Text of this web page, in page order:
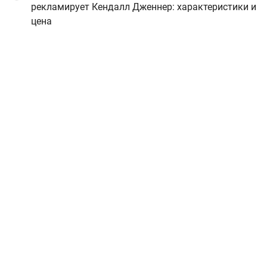
рекламирует Кендалл Дженнер: характеристики и
цена